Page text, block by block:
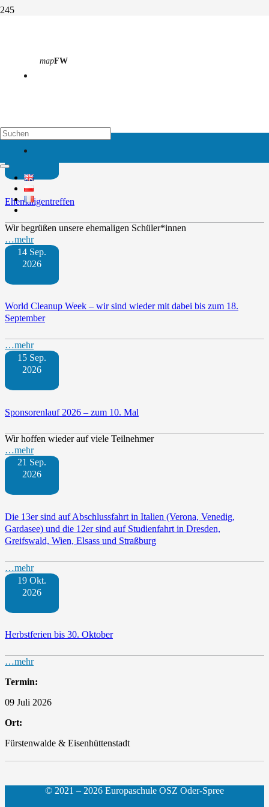
mapFW
Anstehende Termine
Ehemaligentreffen
Wir begrüßen unsere ehemaligen Schüler*innen
…mehr
14 Sep.
2026
World Cleanup Week – wir sind wieder mit dabei bis zum 18.
September
…mehr
15 Sep.
2026
Sponsorenlauf 2026 – zum 10. Mal
Wir hoffen wieder auf viele Teilnehmer
…mehr
21 Sep.
2026
Die 13er sind auf Abschlussfahrt in Italien (Verona, Venedig,
Gardasee) und die 12er sind auf Studienfahrt in Dresden,
Greifswald, Wien, Elsass und Straßburg
…mehr
19 Okt.
2026
Herbstferien bis 30. Oktober
…mehr
Termin:
09 Juli 2026
Ort:
Fürstenwalde & Eisenhüttenstadt
© 2021 – 2026 Europaschule OSZ Oder-Spree